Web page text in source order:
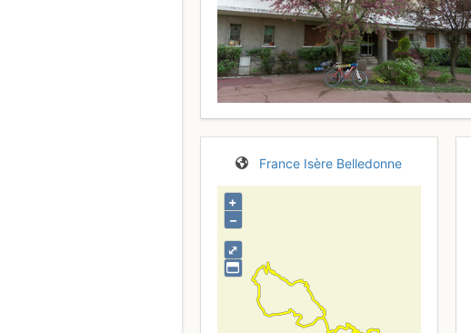
France Isère Belledonne
+
–
⤢